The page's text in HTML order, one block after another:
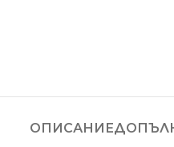
ОПИСАНИЕ